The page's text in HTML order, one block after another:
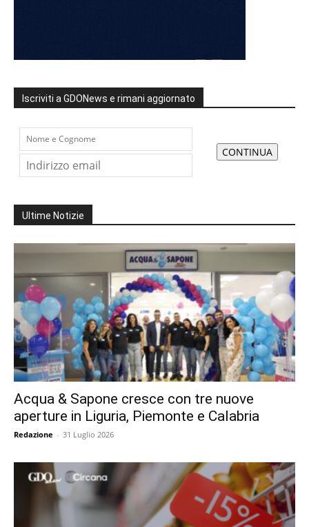
Iscriviti a GDONews e rimani aggiornato
Ultime Notizie
Acqua & Sapone cresce con tre nuove
aperture in Liguria, Piemonte e Calabria
Redazione - 31 Luglio 2026